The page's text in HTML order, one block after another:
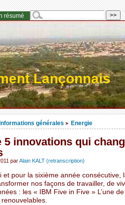
Lançonnais
générales > Energie
5 innovations qui
parAlain KALT (retranscription)
et pour la sixième année consécutive,
nos façons de travailler, de
: les « IBM Five in Five » L’une
résumé